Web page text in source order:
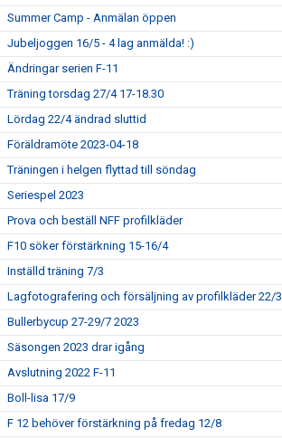
Summer Camp - Anmälan öppen
Jubeljoggen 16/5 - 4 lag anmälda! :)
Ändringar serien F-11
Träning torsdag 27/4 17-18.30
Lördag 22/4 ändrad sluttid
Föräldramöte 2023-04-18
Träningen i helgen flyttad till söndag
Seriespel 2023
Prova och beställ NFF profilkläder
F10 söker förstärkning 15-16/4
Inställd träning 7/3
Lagfotografering och försäljning av profilkläder 22/3
Bullerbycup 27-29/7 2023
Säsongen 2023 drar igång
Avslutning 2022 F-11
Boll-lisa 17/9
F 12 behöver förstärkning på fredag 12/8